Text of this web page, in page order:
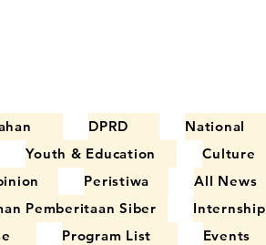
DPRD
National
Youth & Education
Culture
Peristiwa
All News
Pemberitaan Siber
Internship
Program List Events